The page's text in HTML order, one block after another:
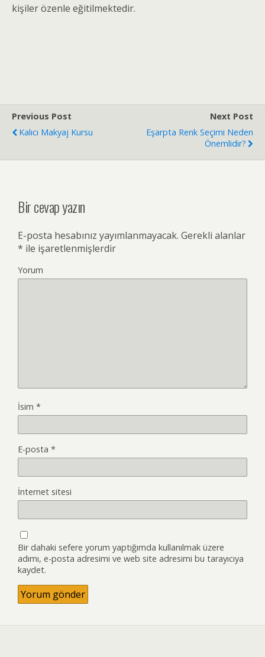
kişiler özenle eğitilmektedir.
Previous Post
Kalıcı Makyaj Kursu
Next Post
Eşarpta Renk Seçimi Neden
Önemlidir?
Bir cevap yazın
E-posta hesabınız yayımlanmayacak. Gerekli alanlar
* ile işaretlenmişlerdir
Yorum
İsim *
E-posta *
İnternet sitesi
Bir dahaki sefere yorum yaptığımda kullanılmak üzere
adımı, e-posta adresimi ve web site adresimi bu tarayıcıya
kaydet.